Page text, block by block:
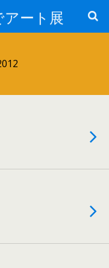
ート展